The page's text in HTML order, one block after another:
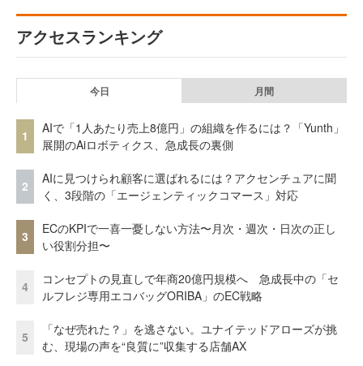
アクセスランキング
今日 月間
1
AIで「1人あたり売上8億円」の組織を作るには？「Yunth」
展開のAiロボティクス、急成長の裏側
2
AIに見つけられ顧客に選ばれるには？アクセンチュアに聞
く、3段階の「エージェンティックコマース」対応
3
ECのKPIで一喜一憂しない方法〜月次・週次・日次の正し
い役割分担〜
4
コンセプトの見直しで年商20億円規模へ 急成長中の「セ
ルフレジ専用エコバッグORIBA」のEC戦略
5
「なぜ売れた？」を逃さない。ユナイテッドアローズが挑
む、現場の声を“良質に”収集する店舗AX